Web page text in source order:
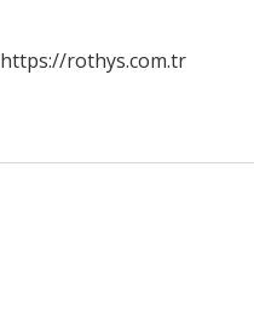
https://rothys.com.tr